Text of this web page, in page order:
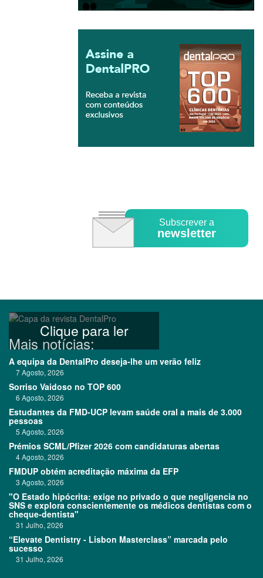
Subscrever a
newsletter
Clique para ler
Mais notícias:
A equipa da DentalPro deseja-lhe um verão feliz
7 Agosto, 2026
Sorriso Vaidoso no TOP 600
6 Agosto, 2026
Estudantes da FMD-UCP levam saúde oral a mais de 3.000
pessoas
5 Agosto, 2026
Prémios SCML/Pfizer 2026 com candidaturas abertas
4 Agosto, 2026
FMDUP obtém acreditação máxima da EFP
3 Agosto, 2026
"O Estado hipócrita: exige no privado o que negligencia no
SNS e explora conscientemente os médicos dentistas com o
cheque-dentista"
31 Julho, 2026
“Elevate Dentistry - Lisbon Masterclass” marcada pelo
sucesso
31 Julho, 2026